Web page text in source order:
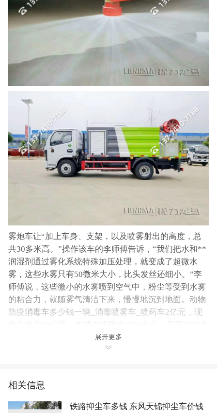
雾炮车让“加上车身、支架，以及喷雾射出的高度，总
共30多米高。”操作该车的李师傅告诉，“我们把水和**
润湿剂通过雾化系统特殊加压处理，就变成了超微水
雾，这些水雾只有50微米大小，比头发丝还细小。”李
师傅说，这些微小的水雾喷到空气中，粉尘等受到水雾
的粘合力，就随雾气清洁下来，慢慢地沉到地面。动物
防疫消毒车多少钱一辆_消毒喷雾车_喷药车2亿元，现
名。养殖场消毒车厂家销售_消毒喷雾车_喷药车同时，
我公司可凭贵单位的责任传真。或预付部分车款后，优
车基础上进行专业的罐体防腐防锈处理。4.5立方雾炮车
让。
展开更多
相关信息
铁路抑尘车多钱 东风天锦抑尘车价钱